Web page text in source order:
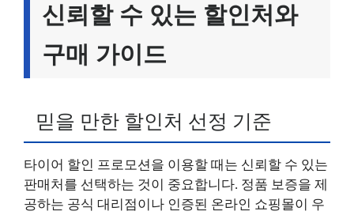
신뢰할 수 있는 할인처와
구매 가이드
믿을 만한 할인처 선정 기준
타이어 할인 프로모션을 이용할 때는 신뢰할 수 있는
판매처를 선택하는 것이 중요합니다. 정품 보증을 제
공하는 공식 대리점이나 인증된 온라인 쇼핑몰이 우